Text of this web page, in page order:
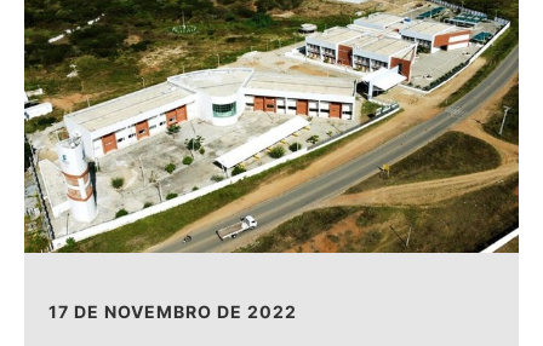
17 DE NOVEMBRO DE 2022